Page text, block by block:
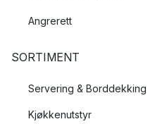
Angrerett
SORTIMENT
Servering & Borddekking
Kjøkkenutstyr